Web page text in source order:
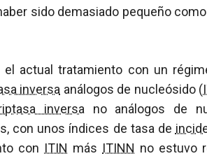
sido demasiado pequeño
el actual tratamiento con un
inversa análogos de nucleósido (
inversa no análogos de
con unos índices de tasa de
con ITIN más ITINN no estuvo